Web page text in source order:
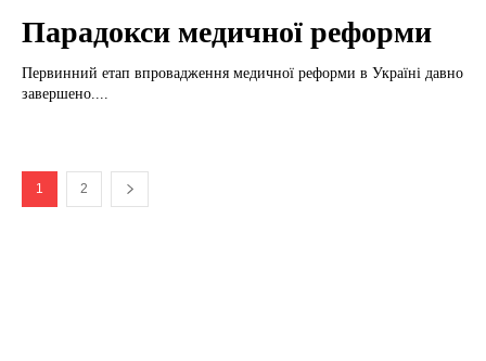
Парадокси медичної реформи
Первинний етап впровадження медичної реформи в Україні давно
завершено....
1 2